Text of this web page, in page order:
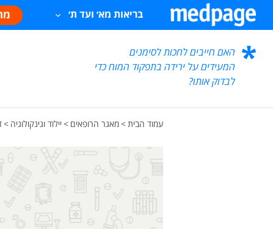
בריאות מא׳ ועד ת׳
האם חייבים לחכות לסימנים
המעידים על ירידה בתפקוד המוח כדי
לבדוק אותו?
עמוד הבית > מאגר הרופאים > יילוד וגינקולוגיה >